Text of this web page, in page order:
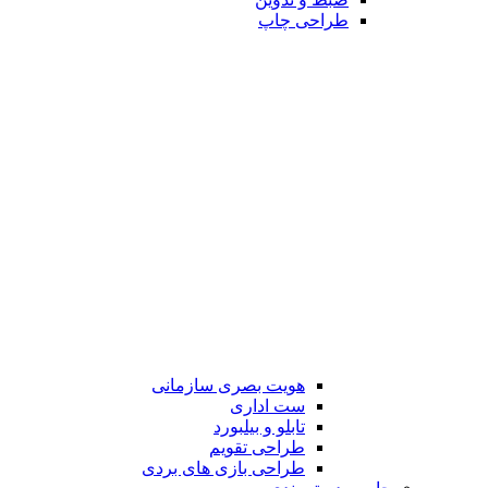
طراحی چاپ
هویت بصری سازمانی
ست اداری
تابلو و بیلبورد
طراحی تقویم
طراحی بازی های بردی